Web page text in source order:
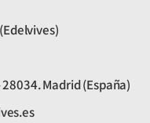
Madrid (España)